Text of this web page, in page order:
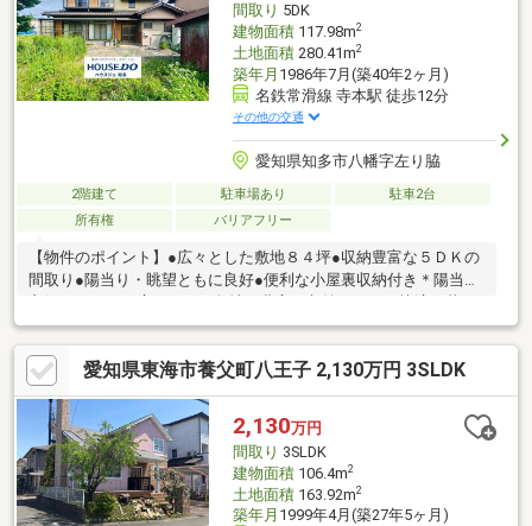
間取り 5DK
建物面積117.98m2
土地面積280.41m2
築年月 1986年7月(築40年2ヶ月)
名鉄常滑線 寺本駅 徒歩12分
その他の交通
愛知県知多市八幡字左り脇
2階建て 駐車場あり
駐車2台
所有権
バリアフリー
【物件のポイント】●広々とした敷地８４坪●収納豊富な５ＤＫの
間取り●陽当り・眺望ともに良好●便利な小屋裏収納付き＊陽当り
良好な５ＤＫ。広々とした敷地と豊富な収納があり、快適に暮ら
せます。【周辺環境のポイント】●小学校まで徒歩８分●中学校ま
で徒歩４分●駅まで徒歩１２分で便利＊小・中学校が徒歩１０分
圏内。駅や商業施設も近く、子育てに優しい環境です。
愛知県東海市養父町八王子 2,130万円 3SLDK
2,130万円
間取り 3SLDK
建物面積106.4m2
土地面積163.92m2
築年月 1999年4月(築27年5ヶ月)